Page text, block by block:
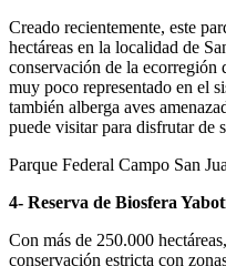
Creado recientemente, este
hectáreas en la localidad de
conservación de la ecorregión
muy poco representado en el
también alberga aves
puede visitar para disfrutar de
Parque Federal Campo San
4- Reserva de Biosfera
Con más de 250.000
conservación estricta con